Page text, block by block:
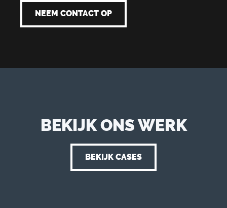
NEEM CONTACT OP
BEKIJK ONS WERK
BEKIJK CASES